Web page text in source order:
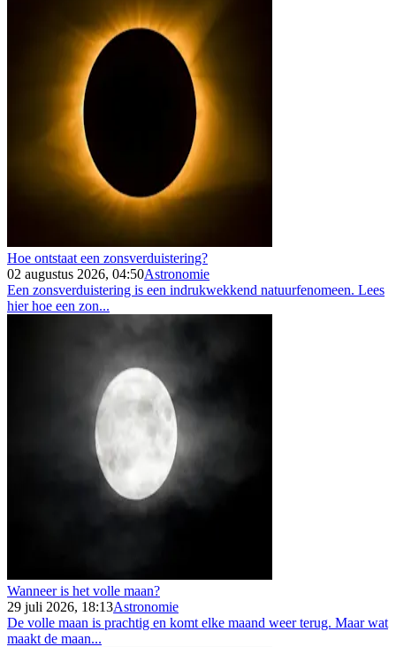
Hoe ontstaat een zonsverduistering?
02 augustus 2026, 04:50Astronomie
Een zonsverduistering is een indrukwekkend natuurfenomeen. Lees
hier hoe een zon...
Wanneer is het volle maan?
29 juli 2026, 18:13Astronomie
De volle maan is prachtig en komt elke maand weer terug. Maar wat
maakt de maan...